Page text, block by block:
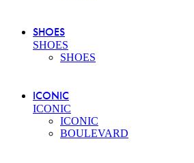
SHOES
SHOES
SHOES
ICONIC
ICONIC
ICONIC
BOULEVARD